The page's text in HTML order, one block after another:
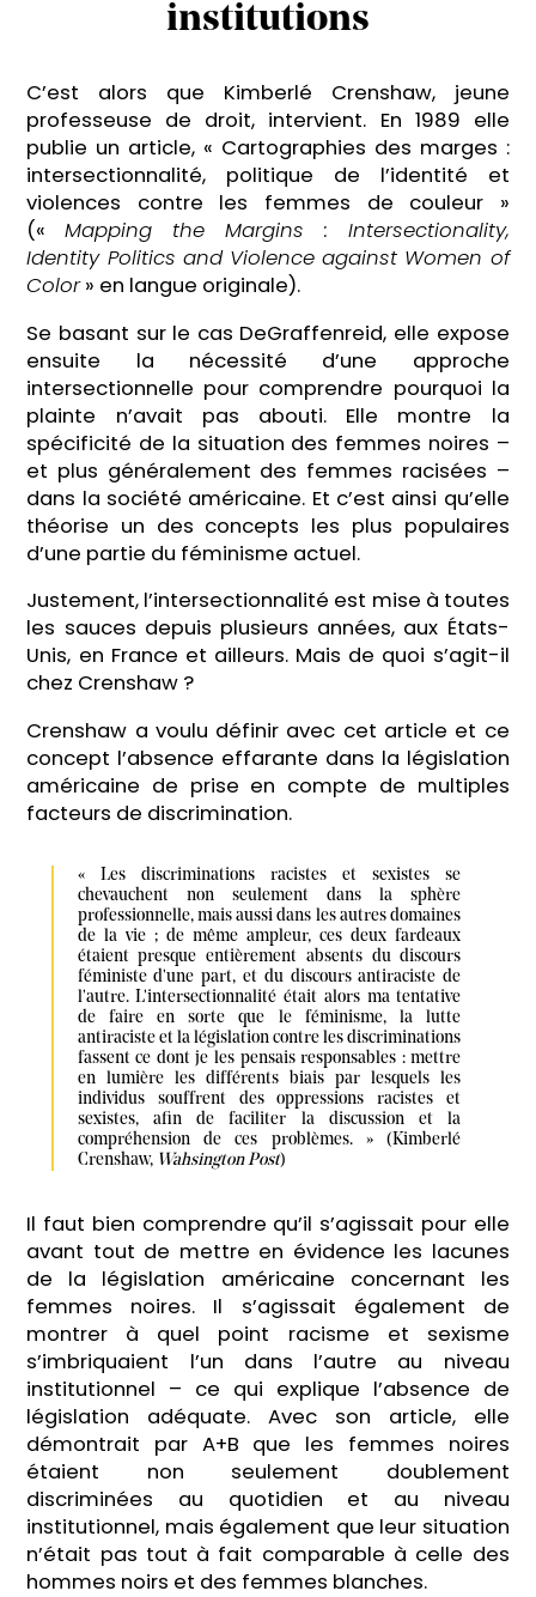
institutions
C’est alors que Kimberlé Crenshaw, jeune
professeuse de droit, intervient. En 1989 elle
publie un article, « Cartographies des marges :
intersectionnalité, politique de l’identité et
violences contre les femmes de couleur »
(«Mapping the Margins : Intersectionality,
Identity Politics and Violence against Women of
Color» en langue originale).
Se basant sur le cas DeGraffenreid, elle expose
ensuite la nécessité d’une approche
intersectionnelle pour comprendre pourquoi la
plainte n’avait pas abouti. Elle montre la
spécificité de la situation des femmes noires –
et plus généralement des femmes racisées –
dans la société américaine. Et c’est ainsi qu’elle
théorise un des concepts les plus populaires
d’une partie du féminisme actuel.
Justement, l’intersectionnalité est mise à toutes
les sauces depuis plusieurs années, aux États-
Unis, en France et ailleurs. Mais de quoi s’agit-il
chez Crenshaw ?
Crenshaw a voulu définir avec cet article et ce
concept l’absence effarante dans la législation
américaine de prise en compte de multiples
facteurs de discrimination.
« Les discriminations racistes et sexistes se
chevauchent non seulement dans la sphère
professionnelle, mais aussi dans les autres domaines
de la vie ; de même ampleur, ces deux fardeaux
étaient presque entièrement absents du discours
féministe d'une part, et du discours antiraciste de
l'autre. L'intersectionnalité était alors ma tentative
de faire en sorte que le féminisme, la lutte
antiraciste et la législation contre les discriminations
fassent ce dont je les pensais responsables : mettre
en lumière les différents biais par lesquels les
individus souffrent des oppressions racistes et
sexistes, afin de faciliter la discussion et la
compréhension de ces problèmes. » (Kimberlé
Crenshaw, Wahsington Post)
Il faut bien comprendre qu’il s’agissait pour elle
avant tout de mettre en évidence les lacunes
de la législation américaine concernant les
femmes noires. Il s’agissait également de
montrer à quel point racisme et sexisme
s’imbriquaient l’un dans l’autre au niveau
institutionnel – ce qui explique l’absence de
législation adéquate. Avec son article, elle
démontrait par A+B que les femmes noires
étaient non seulement doublement
discriminées au quotidien et au niveau
institutionnel, mais également que leur situation
n’était pas tout à fait comparable à celle des
hommes noirs et des femmes blanches.